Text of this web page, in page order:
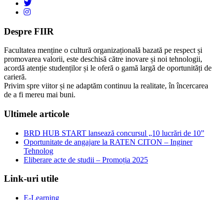
Despre FIIR
Facultatea menține o cultură organizațională bazată pe respect și
promovarea valorii, este deschisă către inovare și noi tehnologii,
acordă atenție studenților și le oferă o gamă largă de oportunități de
carieră.
Privim spre viitor și ne adaptăm continuu la realitate, în încercarea
de a fi mereu mai buni.
Ultimele articole
BRD HUB START lansează concursul „10 lucrări de 10”
Oportunitate de angajare la RATEN CITON – Inginer
Tehnolog
Eliberare acte de studii – Promoția 2025
Link-uri utile
E-Learning